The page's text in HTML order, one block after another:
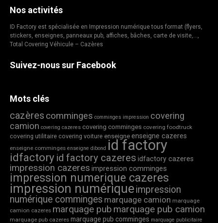
Nos activités
ID Factory est spécialisée en Impression numérique tous format (flyers,
stickers, enseignes, panneaux pub, affiches, bâches, carte de visite,…,
Total Covering Véhicule – Cazères
Suivez-nous sur Facebook
Mots clés
cazères comminges comminges impression covering
camion covering cazeres covering comminges covering foodtruck
covering utilitaire covering voiture enseigne enseigne cazeres
enseigne comminges enseigne dibond id factory
idfactory id factory cazeres idfactory cazeres
impression cazeres impression comminges
impression numerique cazeres
impression numériqueimpression
numérique comminges marquage camion marquage
camion cazeres marquage pub marquage pub camion
marquage pub cazeres marquage pub comminges marquage publicitaire